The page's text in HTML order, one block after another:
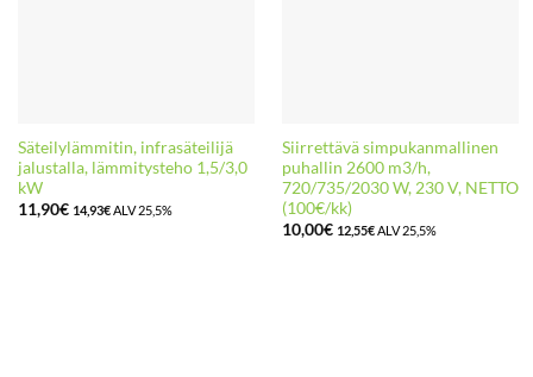
Säteilylämmitin, infrasäteilijä
jalustalla, lämmitysteho 1,5/3,0
kW
11,90€ 14,93€ALV 25,5%
Siirrettävä simpukanmallinen
puhallin 2600 m3/h,
720/735/2030 W, 230 V, NETTO
(100€/kk)
10,00€ 12,55€ALV 25,5%